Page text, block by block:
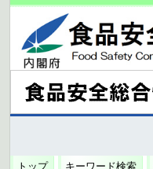
トップ キーワード検索